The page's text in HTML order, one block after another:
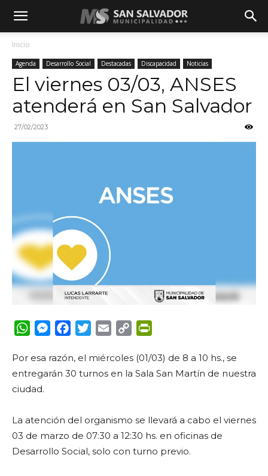
Inicio
Agenda Desarrollo Social Destacadas Discapacidad Noticias
El viernes 03/03, ANSES
atenderá en San Salvador
27/02/2023
WhatsApp
Messenger
FacebookTwitterEmail Copy
Por esa razón, el miércoles (01/03) de 8 a 10 hs., se
entregarán 30 turnos en la Sala San Martín de nuestra
ciudad.
La atención del organismo se llevará a cabo el viernes
03 de marzo de 07:30 a 12:30 hs. en oficinas de
Desarrollo Social, solo con turno previo.